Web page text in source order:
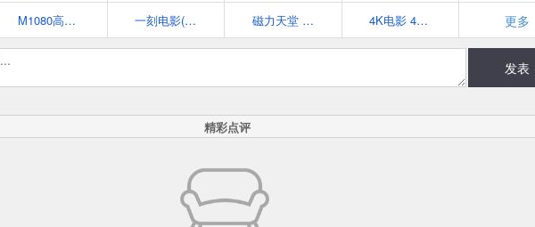
M1080高清电影 一刻电影(yikedy.co) 磁力天堂 www.clgod.com 4K电影 4k-m.com 更多
发表
精彩点评